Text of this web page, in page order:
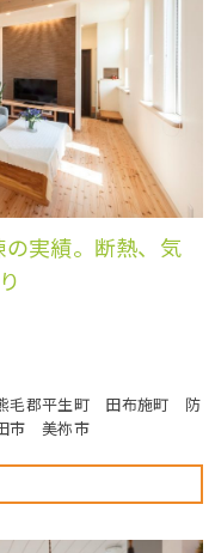
実績。断熱、気
郡平生町 田布施町 防
市 美祢市